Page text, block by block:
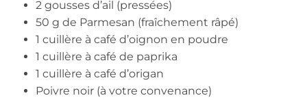
2 gousses d’ail (pressées)
50 g de Parmesan (fraîchement râpé)
1 cuillère à café d’oignon en poudre
1 cuillère à café de paprika
1 cuillère à café d’origan
Poivre noir (à votre convenance)